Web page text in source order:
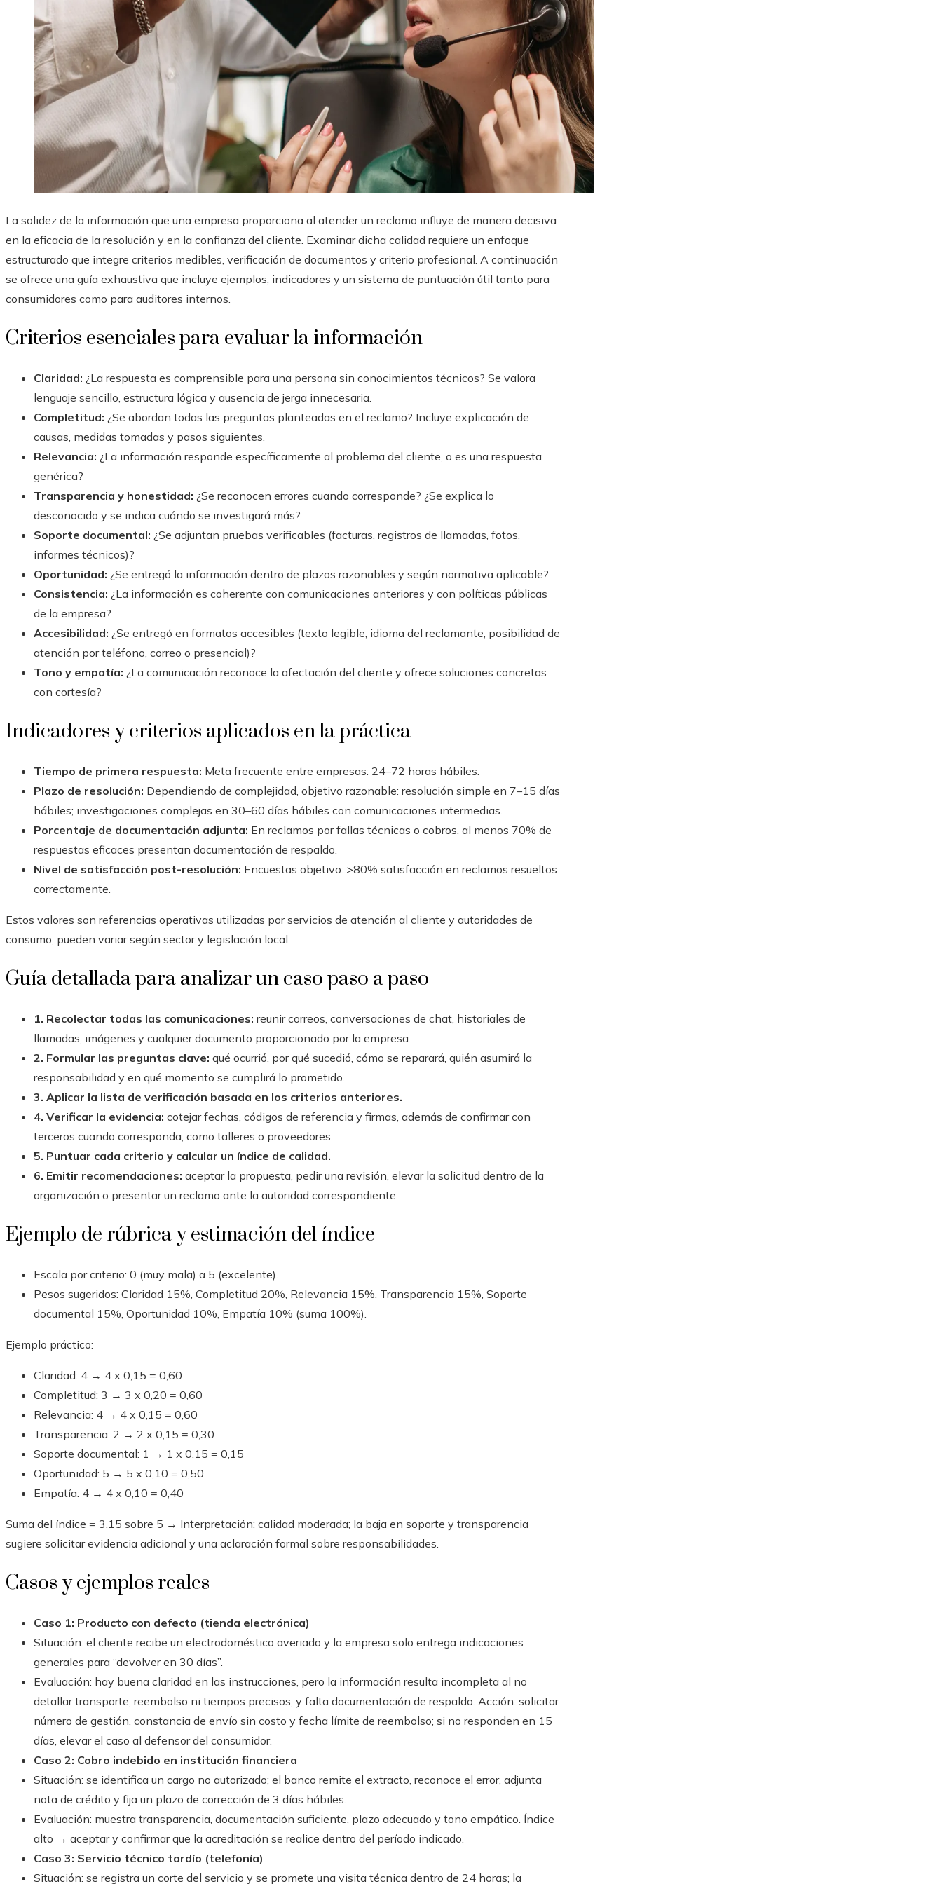
La solidez de la información que una empresa proporciona al atender un reclamo influye de manera decisiva
en la eficacia de la resolución y en la confianza del cliente. Examinar dicha calidad requiere un enfoque
estructurado que integre criterios medibles, verificación de documentos y criterio profesional. A continuación
se ofrece una guía exhaustiva que incluye ejemplos, indicadores y un sistema de puntuación útil tanto para
consumidores como para auditores internos.
Criterios esenciales para evaluar la información
Claridad: ¿La respuesta es comprensible para una persona sin conocimientos técnicos? Se valora
lenguaje sencillo, estructura lógica y ausencia de jerga innecesaria.
Completitud: ¿Se abordan todas las preguntas planteadas en el reclamo? Incluye explicación de
causas, medidas tomadas y pasos siguientes.
Relevancia: ¿La información responde específicamente al problema del cliente, o es una respuesta
genérica?
Transparencia y honestidad: ¿Se reconocen errores cuando corresponde? ¿Se explica lo
desconocido y se indica cuándo se investigará más?
Soporte documental: ¿Se adjuntan pruebas verificables (facturas, registros de llamadas, fotos,
informes técnicos)?
Oportunidad: ¿Se entregó la información dentro de plazos razonables y según normativa aplicable?
Consistencia: ¿La información es coherente con comunicaciones anteriores y con políticas públicas
de la empresa?
Accesibilidad: ¿Se entregó en formatos accesibles (texto legible, idioma del reclamante, posibilidad de
atención por teléfono, correo o presencial)?
Tono y empatía: ¿La comunicación reconoce la afectación del cliente y ofrece soluciones concretas
con cortesía?
Indicadores y criterios aplicados en la práctica
Tiempo de primera respuesta: Meta frecuente entre empresas: 24–72 horas hábiles.
Plazo de resolución: Dependiendo de complejidad, objetivo razonable: resolución simple en 7–15 días
hábiles; investigaciones complejas en 30–60 días hábiles con comunicaciones intermedias.
Porcentaje de documentación adjunta: En reclamos por fallas técnicas o cobros, al menos 70% de
respuestas eficaces presentan documentación de respaldo.
Nivel de satisfacción post-resolución: Encuestas objetivo: >80% satisfacción en reclamos resueltos
correctamente.
Estos valores son referencias operativas utilizadas por servicios de atención al cliente y autoridades de
consumo; pueden variar según sector y legislación local.
Guía detallada para analizar un caso paso a paso
1. Recolectar todas las comunicaciones: reunir correos, conversaciones de chat, historiales de
llamadas, imágenes y cualquier documento proporcionado por la empresa.
2. Formular las preguntas clave: qué ocurrió, por qué sucedió, cómo se reparará, quién asumirá la
responsabilidad y en qué momento se cumplirá lo prometido.
3. Aplicar la lista de verificación basada en los criterios anteriores.
4. Verificar la evidencia: cotejar fechas, códigos de referencia y firmas, además de confirmar con
terceros cuando corresponda, como talleres o proveedores.
5. Puntuar cada criterio y calcular un índice de calidad.
6. Emitir recomendaciones: aceptar la propuesta, pedir una revisión, elevar la solicitud dentro de la
organización o presentar un reclamo ante la autoridad correspondiente.
Ejemplo de rúbrica y estimación del índice
Escala por criterio: 0 (muy mala) a 5 (excelente).
Pesos sugeridos: Claridad 15%, Completitud 20%, Relevancia 15%, Transparencia 15%, Soporte
documental 15%, Oportunidad 10%, Empatía 10% (suma 100%).
Ejemplo práctico:
Claridad: 4 → 4 x 0,15 = 0,60
Completitud: 3 → 3 x 0,20 = 0,60
Relevancia: 4 → 4 x 0,15 = 0,60
Transparencia: 2 → 2 x 0,15 = 0,30
Soporte documental: 1 → 1 x 0,15 = 0,15
Oportunidad: 5 → 5 x 0,10 = 0,50
Empatía: 4 → 4 x 0,10 = 0,40
Suma del índice = 3,15 sobre 5 → Interpretación: calidad moderada; la baja en soporte y transparencia
sugiere solicitar evidencia adicional y una aclaración formal sobre responsabilidades.
Casos y ejemplos reales
Caso 1: Producto con defecto (tienda electrónica)
Situación: el cliente recibe un electrodoméstico averiado y la empresa solo entrega indicaciones
generales para “devolver en 30 días”.
Evaluación: hay buena claridad en las instrucciones, pero la información resulta incompleta al no
detallar transporte, reembolso ni tiempos precisos, y falta documentación de respaldo. Acción: solicitar
número de gestión, constancia de envío sin costo y fecha límite de reembolso; si no responden en 15
días, elevar el caso al defensor del consumidor.
Caso 2: Cobro indebido en institución financiera
Situación: se identifica un cargo no autorizado; el banco remite el extracto, reconoce el error, adjunta
nota de crédito y fija un plazo de corrección de 3 días hábiles.
Evaluación: muestra transparencia, documentación suficiente, plazo adecuado y tono empático. Índice
alto → aceptar y confirmar que la acreditación se realice dentro del período indicado.
Caso 3: Servicio técnico tardío (telefonía)
Situación: se registra un corte del servicio y se promete una visita técnica dentro de 24 horas; la